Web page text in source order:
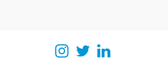
Instagram
TwitterLinkedin